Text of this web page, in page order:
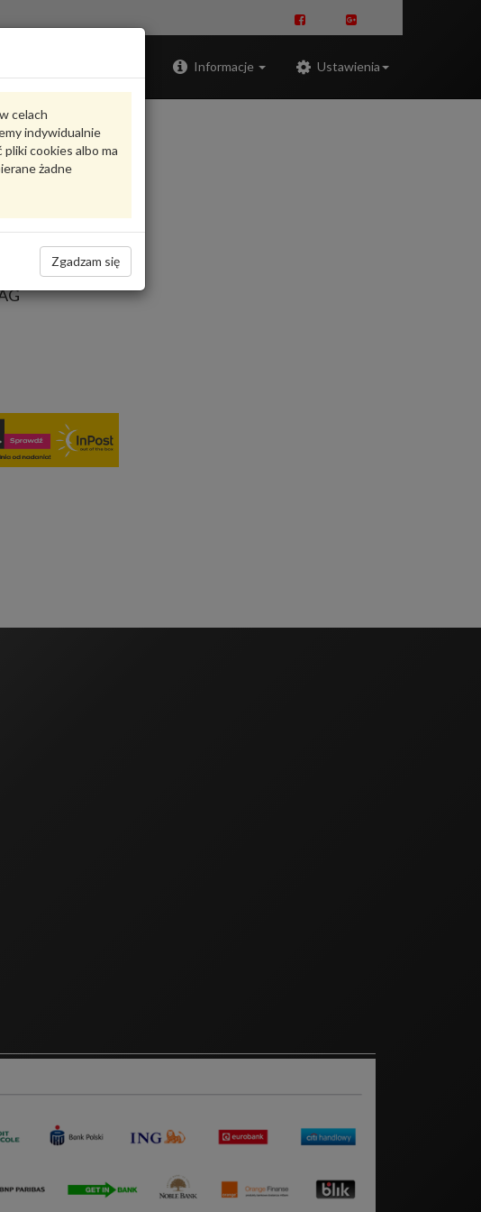
Informacje Ustawienia
celach
indywidualnie
cookies albo ma
żadne
Zgadzam się